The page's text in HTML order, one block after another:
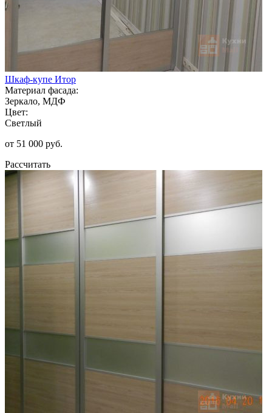
Шкаф-купе Итор
Материал фасада:
Зеркало, МДФ
Цвет:
Светлый
от 51 000 руб.
Рассчитать